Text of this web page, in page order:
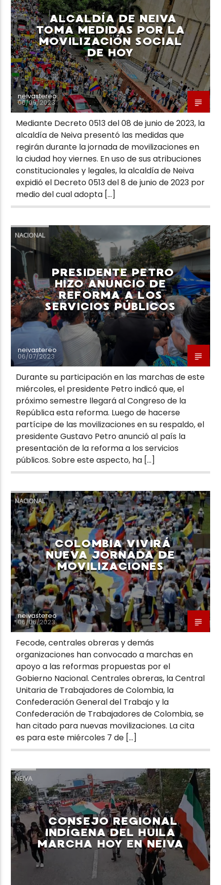
Neiva Estereo
ALCALDÍA DE NEIVA
TOMA MEDIDAS POR LA
MOVILIZACIÓN SOCIAL
DE HOY
neivastereo
06/09/2023
Mediante Decreto 0513 del 08 de junio de 2023, la
alcaldía de Neiva presentó las medidas que
regirán durante la jornada de movilizaciones en
la ciudad hoy viernes. En uso de sus atribuciones
constitucionales y legales, la alcaldía de Neiva
expidió el Decreto 0513 del 8 de junio de 2023 por
medio del cual adopta […]
NACIONAL
PRESIDENTE PETRO
HIZO ANUNCIO DE
REFORMA A LOS
SERVICIOS PÚBLICOS
neivastereo
06/07/2023
Durante su participación en las marchas de este
miércoles, el presidente Petro indicó que, el
próximo semestre llegará al Congreso de la
República esta reforma. Luego de hacerse
partícipe de las movilizaciones en su respaldo, el
presidente Gustavo Petro anunció al país la
presentación de la reforma a los servicios
públicos. Sobre este aspecto, ha […]
NACIONAL
COLOMBIA VIVIRÁ
NUEVA JORNADA DE
MOVILIZACIONES
neivastereo
06/06/2023
Fecode, centrales obreras y demás
organizaciones han convocado a marchas en
apoyo a las reformas propuestas por el
Gobierno Nacional. Centrales obreras, la Central
Unitaria de Trabajadores de Colombia, la
Confederación General del Trabajo y la
Confederación de Trabajadores de Colombia, se
han citado para nuevas movilizaciones. La cita
es para este miércoles 7 de […]
NEIVA
CONSEJO REGIONAL
INDÍGENA DEL HUILA
MARCHA HOY EN NEIVA